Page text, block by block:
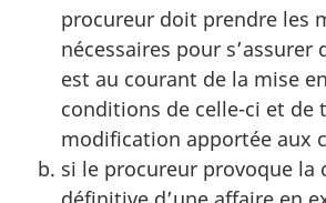
procureur doit prendre les
nécessaires pour s’assurer
est au courant de la mise
conditions de celle-ci et de
modification apportée aux
si le procureur provoque la